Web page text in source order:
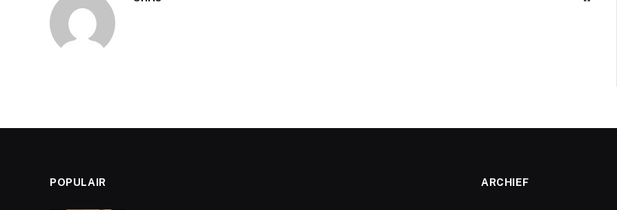
POPULAIR ARCHIEF